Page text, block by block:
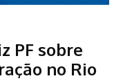
PF sobre
no Rio